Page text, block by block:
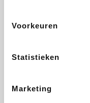
Voorkeuren
Statistieken
Marketing
EuroGifts